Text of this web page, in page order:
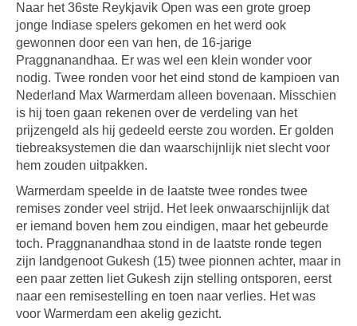
Naar het 36ste Reykjavik Open was een grote groep
jonge Indiase spelers gekomen en het werd ook
gewonnen door een van hen, de 16-jarige
Praggnanandhaa. Er was wel een klein wonder voor
nodig. Twee ronden voor het eind stond de kampioen van
Nederland Max Warmerdam alleen bovenaan. Misschien
is hij toen gaan rekenen over de verdeling van het
prijzengeld als hij gedeeld eerste zou worden. Er golden
tiebreaksystemen die dan waarschijnlijk niet slecht voor
hem zouden uitpakken.
Warmerdam speelde in de laatste twee rondes twee
remises zonder veel strijd. Het leek onwaarschijnlijk dat
er iemand boven hem zou eindigen, maar het gebeurde
toch. Praggnanandhaa stond in de laatste ronde tegen
zijn landgenoot Gukesh (15) twee pionnen achter, maar in
een paar zetten liet Gukesh zijn stelling ontsporen, eerst
naar een remisestelling en toen naar verlies. Het was
voor Warmerdam een akelig gezicht.